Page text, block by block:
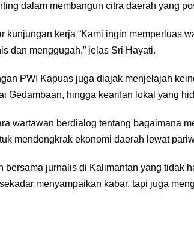
dalam membangun citra daerah yang
kunjungan kerja “Kami ingin memperluas
dan menggugah,” jelas Sri Hayati.
PWI Kapuas juga diajak menjelajah
Gedambaan, hingga kearifan lokal yang
wartawan berdialog tentang bagaimana
mendongkrak ekonomi daerah lewat
jurnalis di Kalimantan yang tidak
menyampaikan kabar, tapi juga